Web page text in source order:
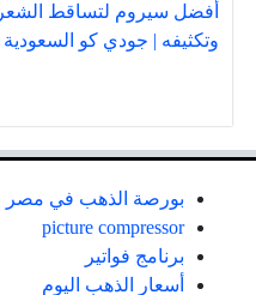
أفضل سيروم لتساقط الشعر
وتكثيفه | جودي كو السعودية
بورصة الذهب في مصر
picture compressor
برنامج فواتير
أسعار الذهب اليوم